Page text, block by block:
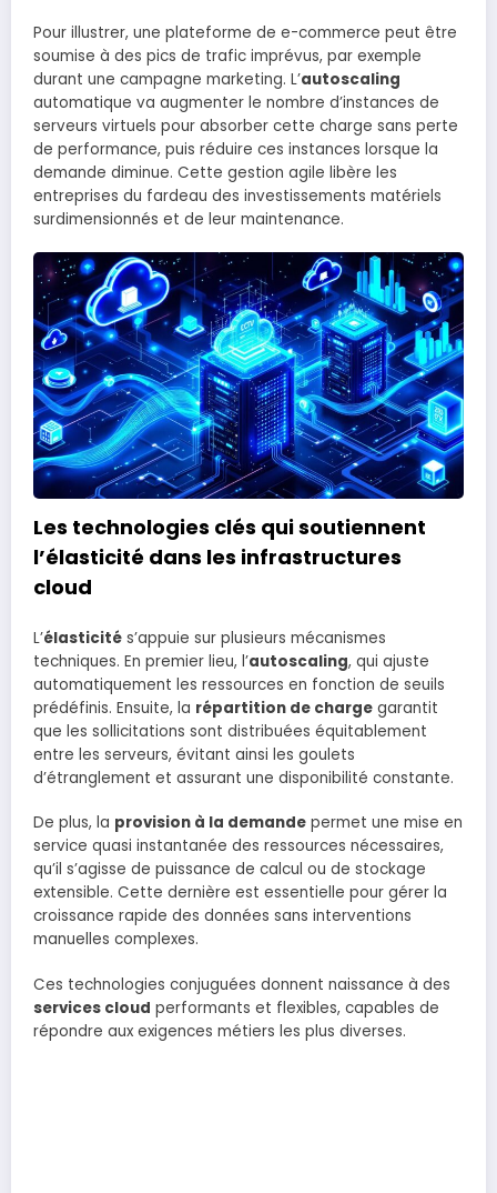
Pour illustrer, une plateforme de e-commerce peut être
soumise à des pics de trafic imprévus, par exemple
durant une campagne marketing. L’autoscaling
automatique va augmenter le nombre d’instances de
serveurs virtuels pour absorber cette charge sans perte
de performance, puis réduire ces instances lorsque la
demande diminue. Cette gestion agile libère les
entreprises du fardeau des investissements matériels
surdimensionnés et de leur maintenance.
Les technologies clés qui soutiennent
l’élasticité dans les infrastructures
cloud
L’élasticité s’appuie sur plusieurs mécanismes
techniques. En premier lieu, l’autoscaling, qui ajuste
automatiquement les ressources en fonction de seuils
prédéfinis. Ensuite, la répartition de charge garantit
que les sollicitations sont distribuées équitablement
entre les serveurs, évitant ainsi les goulets
d’étranglement et assurant une disponibilité constante.
De plus, la provision à la demande permet une mise en
service quasi instantanée des ressources nécessaires,
qu’il s’agisse de puissance de calcul ou de stockage
extensible. Cette dernière est essentielle pour gérer la
croissance rapide des données sans interventions
manuelles complexes.
Ces technologies conjuguées donnent naissance à des
services cloud performants et flexibles, capables de
répondre aux exigences métiers les plus diverses.